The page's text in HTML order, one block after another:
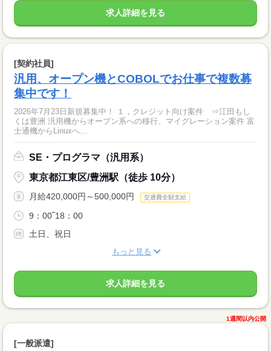
求人詳細を見る
[契約社員]
汎用、オープン機とCOBOLでお仕事で複数募
集中です！
2026年7月23日新規募集中！ １，クレジット向け案件 ⇒江田もし
くは豊洲 汎用機からオープン系への移行、マイグレーション案件 富
士通機からLinuxへ...
SE・プログラマ（汎用系）
東京都江東区/豊洲駅（徒歩 10分）
月給420,000円～500,000円 交通費全額支給
9：00‾18：00
土日、祝日
もっと見る
求人詳細を見る
1週間以内公開
[一般派遣]